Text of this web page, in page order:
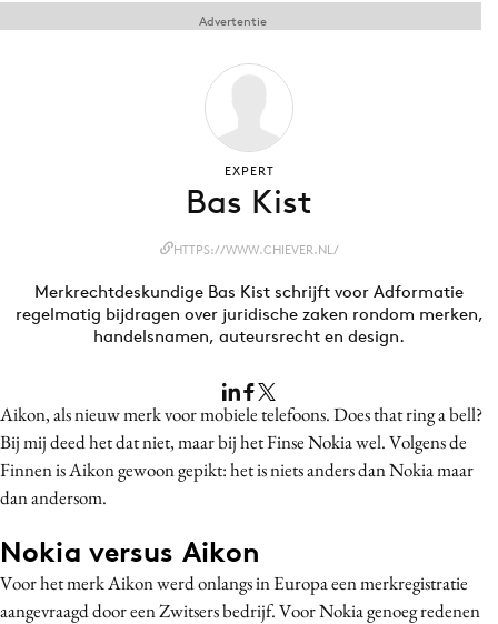
Contentmarketing
Data & Insights
Design
Digital transformation
Diversiteit
Effectiviteit
Gedragsverandering
Influencer marketing
Aikon, als nieuw merk voor mobiele telefoons. Does that ring a bell?
Bij mij deed het dat niet, maar bij het Finse Nokia wel. Volgens de
Finnen is Aikon gewoon gepikt: het is niets anders dan Nokia maar
dan andersom.
Nokia versus Aikon
Voor het merk Aikon werd onlangs in Europa een merkregistratie
aangevraagd door een Zwitsers bedrijf. Voor Nokia genoeg redenen
Advertentie
EXPERT
Bas Kist
HTTPS://WWW.CHIEVER.NL/
Merkrechtdeskundige Bas Kist schrijft voor Adformatie
regelmatig bijdragen over juridische zaken rondom merken,
handelsnamen, auteursrecht en design.